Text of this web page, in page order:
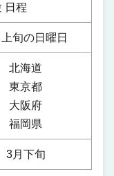
日程
旬の日曜日
北海道
東京都
大阪府
福岡県
3月下旬